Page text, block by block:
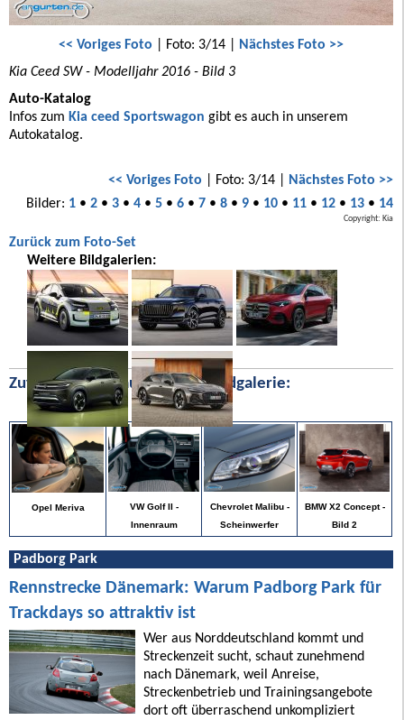
<< Voriges Foto | Foto: 3/14 | Nächstes Foto >>
Kia Ceed SW - Modelljahr 2016 - Bild 3
Auto-Katalog
Infos zum Kia ceed Sportswagon gibt es auch in unserem
Autokatalog.
<< Voriges Foto | Foto: 3/14 | Nächstes Foto >>
Bilder: 1• 2• 3• 4• 5• 6• 7• 8• 9• 10• 11• 12• 13• 14
Copyright: Kia
Zurück zum Foto-Set
Weitere Bildgalerien:
Zufällige Bilder aus unserer Bildgalerie:
Opel Meriva
VW Golf II -
Innenraum
Chevrolet Malibu -
Scheinwerfer
BMW X2 Concept -
Bild 2
Padborg Park
Rennstrecke Dänemark: Warum Padborg Park für
Trackdays so attraktiv ist
Wer aus Norddeutschland kommt und
Streckenzeit sucht, schaut zunehmend
nach Dänemark, weil Anreise,
Streckenbetrieb und Trainingsangebote
dort oft überraschend unkompliziert